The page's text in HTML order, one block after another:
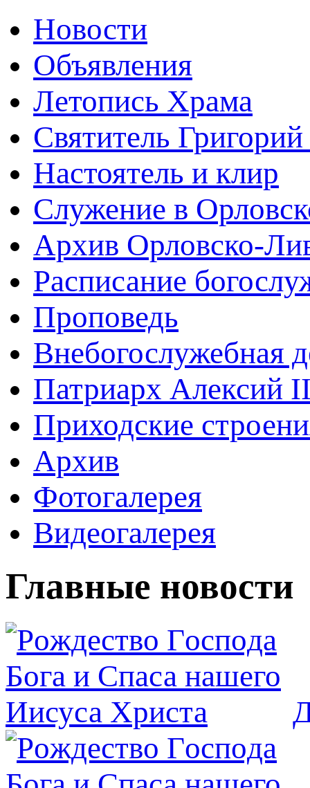
Новости
Объявления
Летопись Храма
Святитель
Настоятель и клир
Служение в
Архив Орловско-
Расписание
Проповедь
Внебогослужебная
Патриарх Алексий
Приходские
Архив
Фотогалерея
Видеогалерея
Главные новости